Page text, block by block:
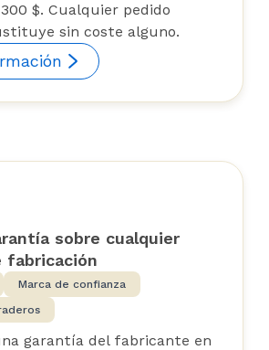
$. Cualquier pedido
sin coste alguno.
sobre cualquier
Marca de confianza
garantía del fabricante en